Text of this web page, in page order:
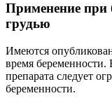
Применение при
грудью
Имеются
время беременности.
препарата следует
беременности.